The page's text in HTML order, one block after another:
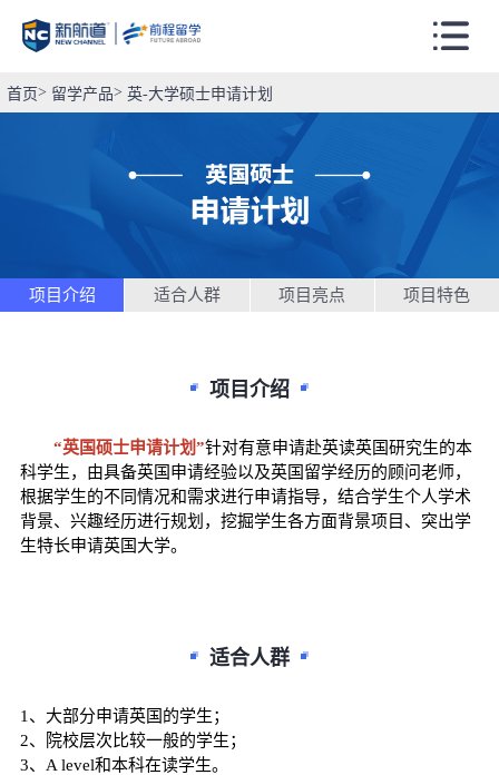
首页 留学产品 英-大学硕士申请计划
项目介绍 适合人群 项目亮点 项目特色
项目介绍
“英国硕士申请计划”针对有意申请赴英读英国研究生的本
科学生，由具备英国申请经验以及英国留学经历的顾问老师，
根据学生的不同情况和需求进行申请指导，结合学生个人学术
背景、兴趣经历进行规划，挖掘学生各方面背景项目、突出学
生特长申请英国大学。
适合人群
1、大部分申请英国的学生；
2、院校层次比较一般的学生；
3、A level和本科在读学生。